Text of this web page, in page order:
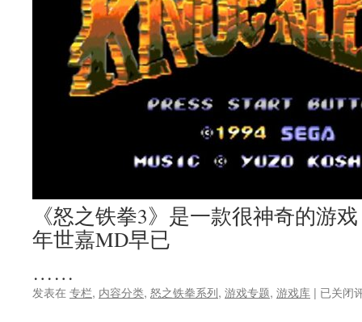
《怒之铁拳3》是一款很神奇的游
年世嘉MD早已
……
发表在 专栏, 内容分类, 怒之铁拳系列, 游戏专题, 游戏库 | MD
已关闭